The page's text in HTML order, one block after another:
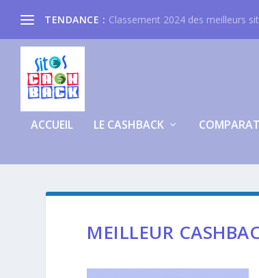
TENDANCE : Classement 2024 des meilleurs
ACCUEIL LE CASHBACK
MEILLEUR